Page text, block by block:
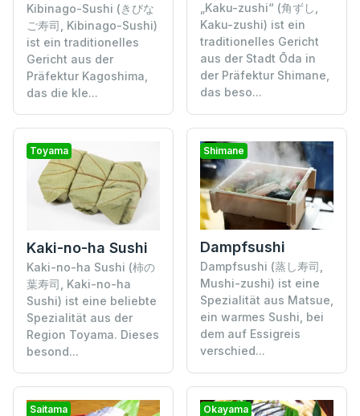
Kibinago-Sushi (きびな
ご寿司, Kibinago-Sushi)
ist ein traditionelles
Gericht aus der
Präfektur Kagoshima,
das die kle...
„Kaku-zushi“ (角ずし,
Kaku-zushi) ist ein
traditionelles Gericht
aus der Stadt Ōda in
der Präfektur Shimane,
das beso...
Toyama
Kaki-no-ha Sushi
Kaki-no-ha Sushi (柿の
葉寿司, Kaki-no-ha
Sushi) ist eine beliebte
Spezialität aus der
Region Toyama. Dieses
besond...
Shimane
Dampfsushi
Dampfsushi (蒸し寿司,
Mushi-zushi) ist eine
Spezialität aus Matsue,
ein warmes Sushi, bei
dem auf Essigreis
verschied...
Saitama Okayama